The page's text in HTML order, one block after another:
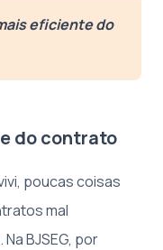
eficiente do
do contrato
poucas coisas
mal
BJSEG, por